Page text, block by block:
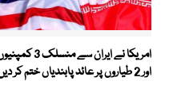
امریکا نے ایران سے منسلک 3
اور 2 طیاروں پر عائد پابندیاں ختم کر دیں